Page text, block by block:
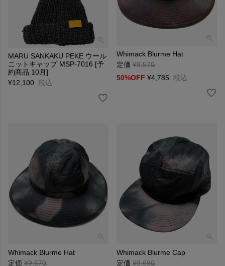
MARU SANKAKU PEKE ウール
ニットキャップ MSP-7016 [予
約商品 10月]
¥12,100 税込
Whimack Blurme Hat
定価 ¥9,570
→
50%OFF ¥4,785 税込
Whimack Blurme Hat
定価 ¥9,570
→
Whimack Blurme Cap
定価 ¥8,690
→